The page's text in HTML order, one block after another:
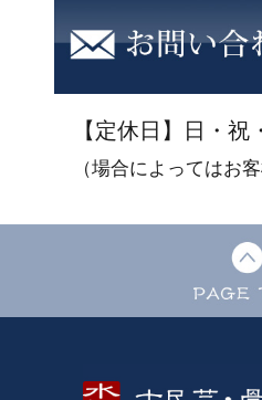
【定休日】日・祝
（場合によってはお